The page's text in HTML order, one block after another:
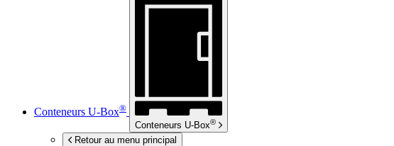
Conteneurs U-Box®
Conteneurs U-Box®
Retour au menu principal